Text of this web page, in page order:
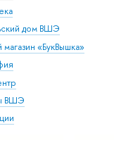
дом ВШЭ
«БукВышка»
ВШЭ